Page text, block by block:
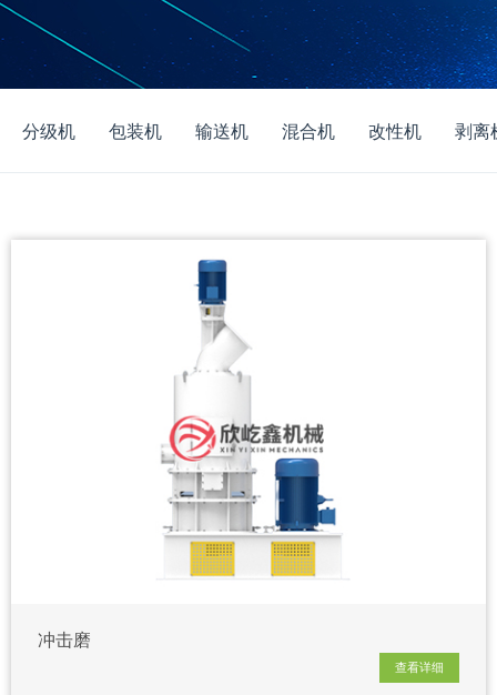
分级机 包装机 输送机 混合机 改性机 剥离
冲击磨
查看详细